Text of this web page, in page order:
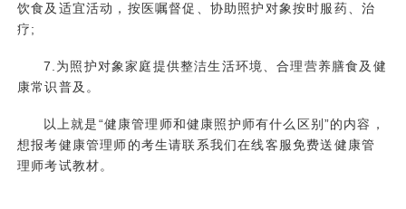
饮食及适宜活动，按医嘱督促、协助照护对象按时服药、治
疗;
7.为照护对象家庭提供整洁生活环境、合理营养膳食及健
康常识普及。
以上就是“健康管理师和健康照护师有什么区别”的内容，
想报考健康管理师的考生请联系我们在线客服免费送健康管
理师考试教材。